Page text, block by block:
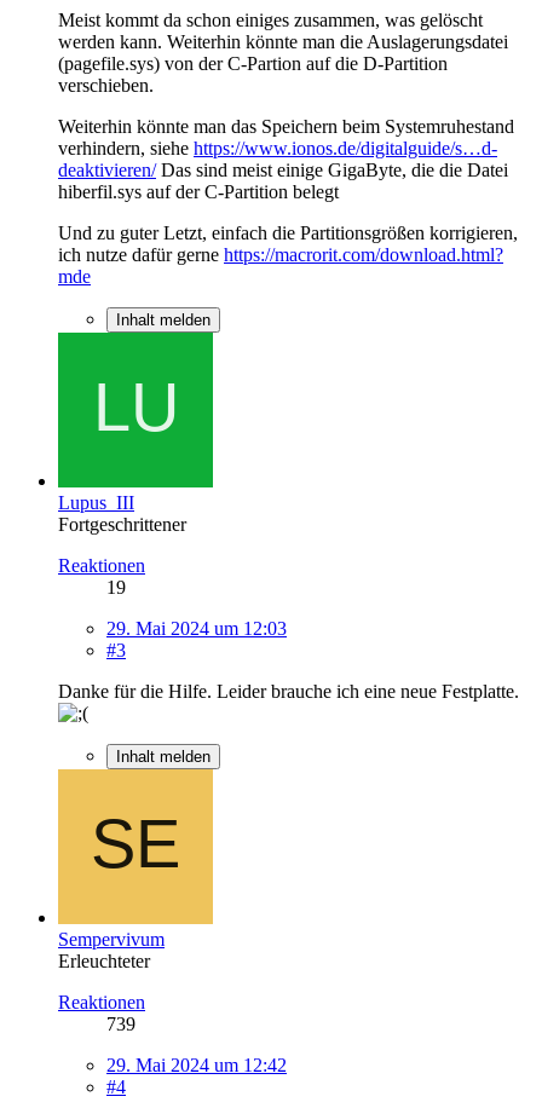
Meist kommt da schon einiges zusammen, was gelöscht
werden kann. Weiterhin könnte man die Auslagerungsdatei
(pagefile.sys) von der C-Partion auf die D-Partition
verschieben.
Weiterhin könnte man das Speichern beim Systemruhestand
verhindern, siehe https://www.ionos.de/digitalguide/s…d-
deaktivieren/Das sind meist einige GigaByte, die die Datei
hiberfil.sys auf der C-Partition belegt
Und zu guter Letzt, einfach die Partitionsgrößen korrigieren,
ich nutze dafür gerne https://macrorit.com/download.html?
mde
Inhalt melden
Lupus_III
Fortgeschrittener
Reaktionen
19
29. Mai 2024 um 12:03
#3
Danke für die Hilfe. Leider brauche ich eine neue Festplatte.
Inhalt melden
Sempervivum
Erleuchteter
Reaktionen
739
29. Mai 2024 um 12:42
#4